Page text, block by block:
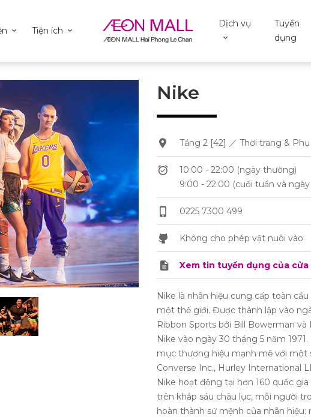
Tiện ích
Dịch vụ
Tuyển
dụng
Nike
Tầng 2 [42] ／ Thời trang & Phụ
10:00 - 22:00 (ngày thường)
9:00 - 22:00 (cuối tuần và ngày
0225 7300 499
Không cho phép vật nuôi vào
Xem tin tuyển dụng của cửa
Nike là nhãn hiệu cung cấp toàn
một thế giới. Được thành lập vào
Ribbon Sports bởi Bill Bowerman
Nike vào ngày 30 tháng 5 năm
mục thương hiệu mạnh mẽ với một
Converse Inc., Hurley International
Nike hoạt động tại hơn 160 quốc
trên khắp sáu châu lục, mỗi người
hoàn thành sứ mệnh của nhãn